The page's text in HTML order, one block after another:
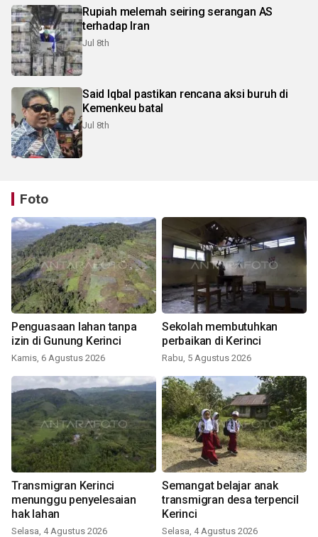
Rupiah melemah seiring serangan AS
terhadap Iran
Jul 8th
Said Iqbal pastikan rencana aksi buruh di
Kemenkeu batal
Jul 8th
Foto
Penguasaan lahan tanpa
izin di Gunung Kerinci
Kamis, 6 Agustus 2026
Sekolah membutuhkan
perbaikan di Kerinci
Rabu, 5 Agustus 2026
Transmigran Kerinci
menunggu penyelesaian
hak lahan
Selasa, 4 Agustus 2026
Semangat belajar anak
transmigran desa terpencil
Kerinci
Selasa, 4 Agustus 2026